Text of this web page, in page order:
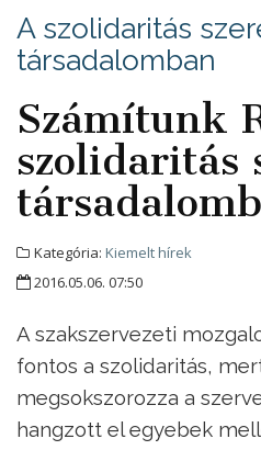
A szolidaritás
társadalomban
Számítunk
szolidaritás
Kategória: Kiemelt hírek
2016.05.06. 07:50
A szakszervezeti
fontos a szolidaritás,
megsokszorozza a
hangzott el egyebek